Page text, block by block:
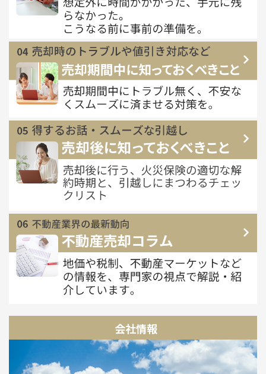
会社情報